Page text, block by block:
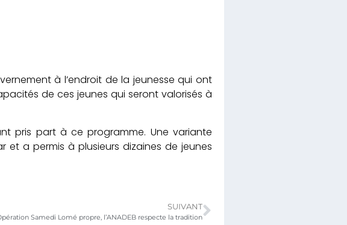
à l’endroit de la jeunesse qui ont
de ces jeunes qui seront valorisés à
pris part à ce programme. Une variante
et a permis à plusieurs dizaines de jeunes
SUIVANT
Samedi Lomé propre, l’ANADEB respecte la tradition